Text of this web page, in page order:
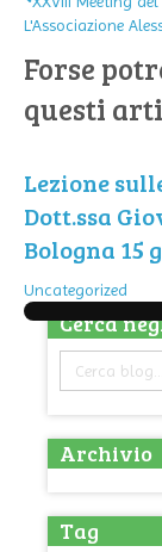
L'Associazione
Forse
questi
Lezione
Dott.ssa
Bologna 15
Uncategorized
Cerca
Archivio
Tag